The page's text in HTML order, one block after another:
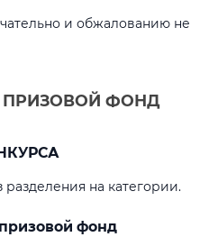
и обжалованию не
ПРИЗОВОЙ ФОНД
на категории.
фонд